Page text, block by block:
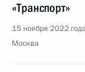
«Транспорт»
15 ноября 2022
Москва